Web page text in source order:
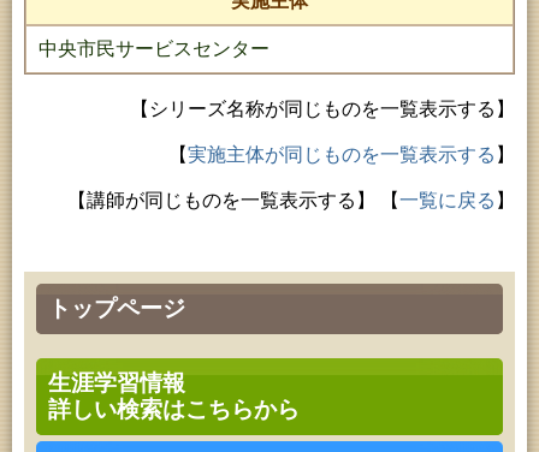
トップページ
生涯学習情報
詳しい検索はこちらから
中央市民サービスセンター
【シリーズ名称が同じものを一覧表示する】
【実施主体が同じものを一覧表示する 】
【講師が同じものを一覧表示する】 【一覧に戻る 】